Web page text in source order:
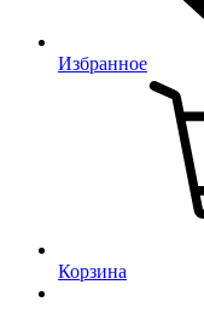
Избранное
Корзина